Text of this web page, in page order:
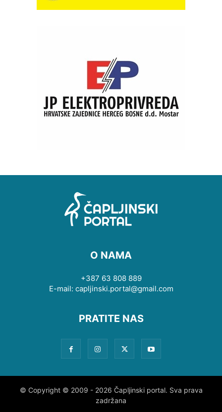
O NAMA
+387 63 808 889
E-mail: capljinski.portal@gmail.com
PRATITE NAS
© Copyright © 2009 - 2026 Čapljinski portal. Sva prava
zadržana